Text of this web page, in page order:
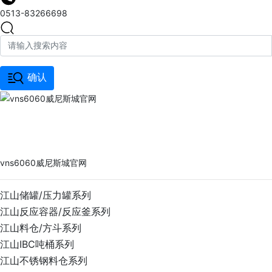
0513-83266698
确认
vns6060威尼斯城官网
江山储罐/压力罐系列
江山反应容器/反应釜系列
江山料仓/方斗系列
江山IBC吨桶系列
江山不锈钢料仓系列